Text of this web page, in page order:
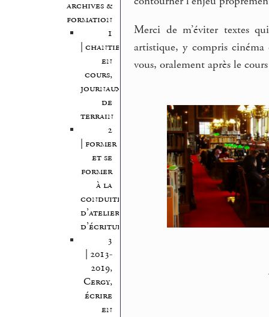
archives &
formation
1
| chantiers
en
cours,
journaux
de
terrain
2
| former
et se
former
à la
conduite
d’atelier
d’écriture
3
| 2013-
2019,
Cergy,
écrire
en
Merci de m’éviter textes
artistique, y compris
vous, oralement après le